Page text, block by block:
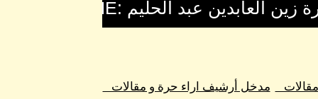
مدخل أرشيف اراء حرة و مقالات